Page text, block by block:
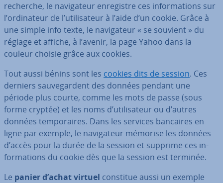
recherche, le na­vi­ga­teur en­re­gistre ces in­for­ma­tions sur
l’or­di­na­teur de l’uti­li­sa­teur à l’aide d’un cookie. Grâce à
une simple info texte, le na­vi­ga­teur « se souvient » du
réglage et affiche, à l’avenir, la page Yahoo dans la
couleur choisie grâce aux cookies.
Tout aussi bénins sont les cookies dits de session. Ces
derniers sau­ve­gar­dent des données pendant une
période plus courte, comme les mots de passe (sous
forme cryptée) et les noms d’uti­li­sa­teur ou d’autres
données tem­po­raires. Dans les services bancaires en
ligne par exemple, le na­vi­ga­teur mémorise les données
d’accès pour la durée de la session et supprime ces in­
for­ma­tions du cookie dès que la session est terminée.
Le panier d’achat virtuel constitue aussi un exemple